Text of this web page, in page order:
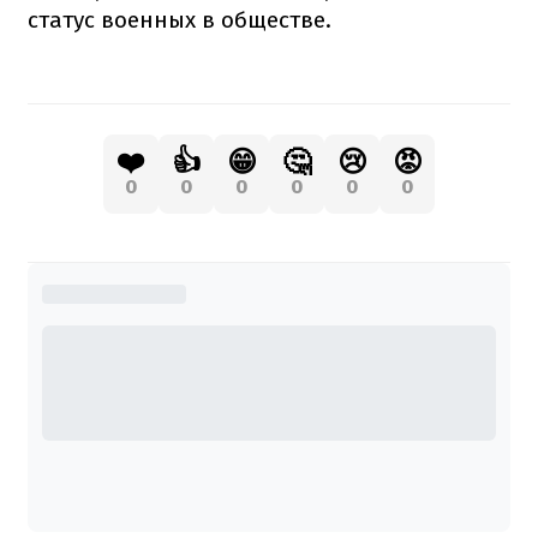
статус военных в обществе.
❤️
0
👍
0
😁
0
🤔
0
😢
0
😡
0